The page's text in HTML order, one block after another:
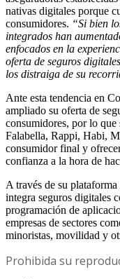
nativas digitales porque
consumidores. “Si bien
integrados han
enfocados en la
oferta de seguros
los distraiga de su
Ante esta tendencia en
ampliado su oferta de
consumidores, por lo
Falabella, Rappi, Habi,
consumidor final y
confianza a la hora de
A través de su
integra seguros digitales
programación de
empresas de sectores
minoristas, movilidad y
Prohibida su